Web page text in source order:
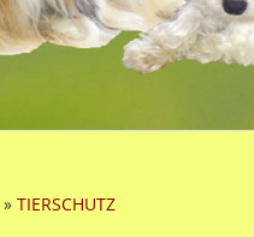
» TIERSCHUTZ